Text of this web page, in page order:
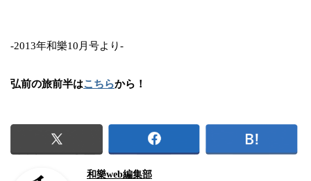
-2013年和樂10月号より-
弘前の旅前半はこちらから！
和樂web編集部